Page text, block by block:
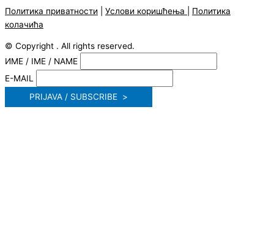
Политика приватности Услови коришћења
Политика
колачића
© Copyright . All rights reserved.
ИМЕ / IME / NAME
E-MAIL